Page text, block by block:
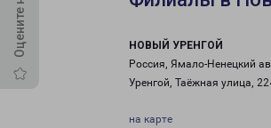
НОВЫЙ УРЕНГОЙ
Россия, Ямало-Ненецкий
Уренгой, Таёжная улица,
на карте